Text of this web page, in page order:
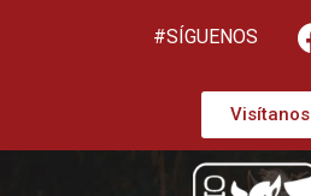
#SÍGUENOS
Visítanos